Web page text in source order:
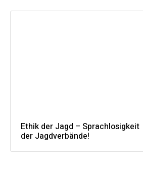
Ethik der Jagd – Sprachlosigkeit
der Jagdverbände!